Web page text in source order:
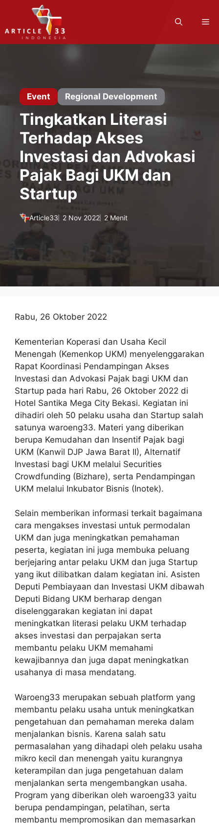
Langsung
isi
Event Regional Development
Tingkatkan Literasi
Terhadap Akses
Investasi dan Advokasi
Pajak Bagi UKM dan
Startup
Article33 2 Nov 2022 2 Menit
Rabu, 26 Oktober 2022
Kementerian Koperasi dan Usaha Kecil
Menengah (Kemenkop UKM) menyelenggarakan
Rapat Koordinasi Pendampingan Akses
Investasi dan Advokasi Pajak bagi UKM dan
Startup pada hari Rabu, 26 Oktober 2022 di
Hotel Santika Mega City Bekasi. Kegiatan ini
dihadiri oleh 50 pelaku usaha dan Startup salah
satunya waroeng33. Materi yang diberikan
berupa Kemudahan dan Insentif Pajak bagi
UKM (Kanwil DJP Jawa Barat II), Alternatif
Investasi bagi UKM melalui Securities
Crowdfunding (Bizhare), serta Pendampingan
UKM melalui Inkubator Bisnis (Inotek).
Selain memberikan informasi terkait bagaimana
cara mengakses investasi untuk permodalan
UKM dan juga meningkatkan pemahaman
peserta, kegiatan ini juga membuka peluang
berjejaring antar pelaku UKM dan juga Startup
yang ikut dilibatkan dalam kegiatan ini. Asisten
Deputi Pembiayaan dan Investasi UKM dibawah
Deputi Bidang UKM berharap dengan
diselenggarakan kegiatan ini dapat
meningkatkan literasi pelaku UKM terhadap
akses investasi dan perpajakan serta
membantu pelaku UKM memahami
kewajibannya dan juga dapat meningkatkan
usahanya di masa mendatang.
Waroeng33 merupakan sebuah platform yang
membantu pelaku usaha untuk meningkatkan
pengetahuan dan pemahaman mereka dalam
menjalankan bisnis. Karena salah satu
permasalahan yang dihadapi oleh pelaku usaha
mikro kecil dan menengah yaitu kurangnya
keterampilan dan juga pengetahuan dalam
menjalankan serta mengembangkan usaha.
Program yang diberikan oleh waroeng33 yaitu
berupa pendampingan, pelatihan, serta
membantu mempromosikan dan memasarkan